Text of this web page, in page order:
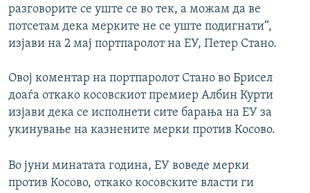
разговорите се уште се во тек, а можам да ве
потсетам дека мерките не се уште подигнати“,
изјави на 2 мај портпаролот на ЕУ, Петер Стано.
Овој коментар на портпаролот Стано во Брисел
доаѓа откако косовскиот премиер Албин Курти
изјави дека се исполнети сите барања на ЕУ за
укинување на казнените мерки против Косово.
Во јуни минатата година, ЕУ воведе мерки
против Косово, откако косовските власти ги